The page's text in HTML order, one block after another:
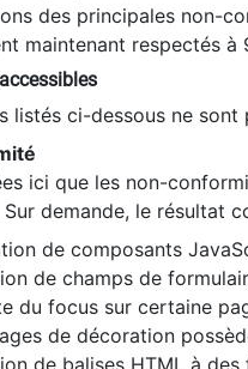
des principales non-
maintenant respectés
listés ci-dessous ne
ici que les non-
Sur demande, le résultat
de composants
de champs de
du focus sur certaine
de décoration
de balises HTML à